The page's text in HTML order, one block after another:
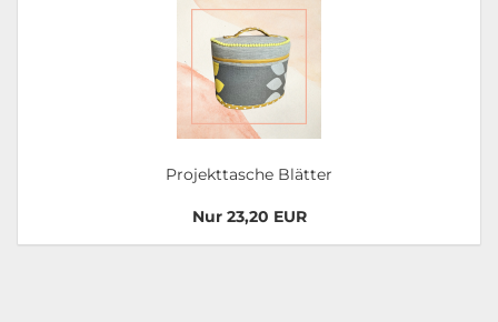
Projekttasche Blätter
Nur 23,20 EUR